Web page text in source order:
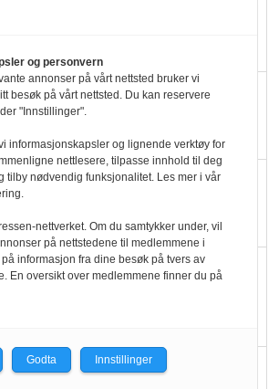
Ti bensinstasjoner
legger ned hver måned
Potetball, kylling og 98
KBS-bransjen i
Vokser med ferdigmat
og personvern
annonser på vårt nettsted bruker vi
besøk på vårt nettsted. Du kan reservere
"Innstillinger".
informasjonskapsler og lignende verktøy for
nettlesere, tilpasse innhold til deg
tilby nødvendig funksjonalitet. Les mer i vår
nettverket. Om du samtykker under, vil
på nettstedene til medlemmene i
informasjon fra dine besøk på tvers av
En oversikt over medlemmene finner du på
Godta Innstillinger